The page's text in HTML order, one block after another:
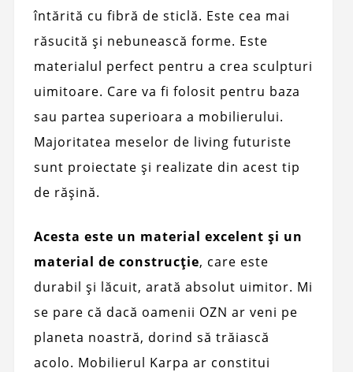
întărită cu fibră de sticlă. Este cea mai
răsucită și nebunească forme. Este
materialul perfect pentru a crea sculpturi
uimitoare. Care va fi folosit pentru baza
sau partea superioara a mobilierului.
Majoritatea meselor de living futuriste
sunt proiectate și realizate din acest tip
de rășină.
Acesta este un material excelent și un
material de construcție, care este
durabil și lăcuit, arată absolut uimitor. Mi
se pare că dacă oamenii OZN ar veni pe
planeta noastră, dorind să trăiască
acolo. Mobilierul Karpa ar constitui